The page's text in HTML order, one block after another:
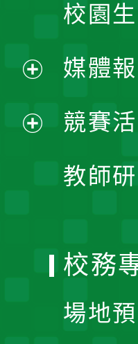
校園
媒體
競賽
教師
開
校務
場地